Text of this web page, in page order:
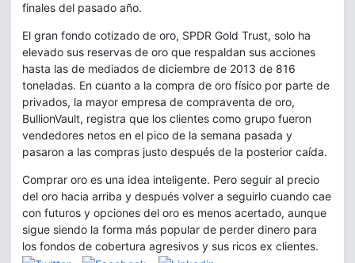
finales del pasado año.
El gran fondo cotizado de oro, SPDR Gold Trust, solo ha
elevado sus reservas de oro que respaldan sus acciones
hasta las de mediados de diciembre de 2013 de 816
toneladas. En cuanto a la compra de oro físico por parte de
privados, la mayor empresa de compraventa de oro,
BullionVault, registra que los clientes como grupo fueron
vendedores netos en el pico de la semana pasada y
pasaron a las compras justo después de la posterior caída.
Comprar oro es una idea inteligente. Pero seguir al precio
del oro hacia arriba y después volver a seguirlo cuando cae
con futuros y opciones del oro es menos acertado, aunque
sigue siendo la forma más popular de perder dinero para
los fondos de cobertura agresivos y sus ricos ex clientes.